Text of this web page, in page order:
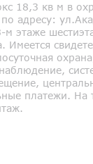
18,3 кв м в
адресу:
м этаже
Имеется
платежи. На